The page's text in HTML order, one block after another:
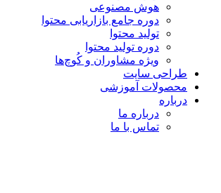
هوش مصنوعی
دوره جامع بازاریابی محتوا
تولید محتوا
دوره تولید محتوا
ویژه مشاوران و کُوچ‌ها
طراحی سایت
محصولات آموزشی
درباره
درباره ما
تماس با ما